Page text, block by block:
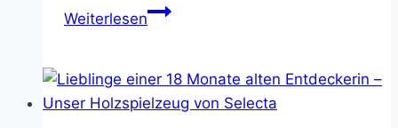
WeiterlesenWeihnachtsgeschenke
bis
Groß